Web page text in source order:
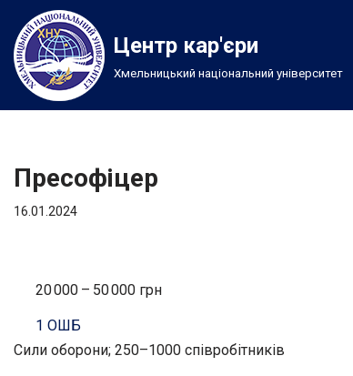
Перейти
до
вмісту
Центр кар'єри
Хмельницький національний університет
Пресофіцер
16.01.2024
20 000 – 50 000 грн
1 ОШБ
Сили оборони; 250–1000 співробітників